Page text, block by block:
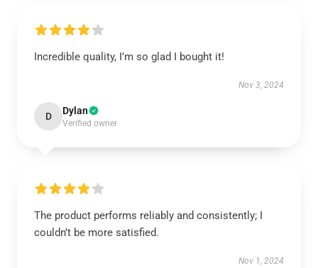
Incredible quality, I’m so glad I bought it!
Nov 3, 2024
D Dylan
Verified owner
The product performs reliably and consistently; I
couldn’t be more satisfied.
Nov 1, 2024